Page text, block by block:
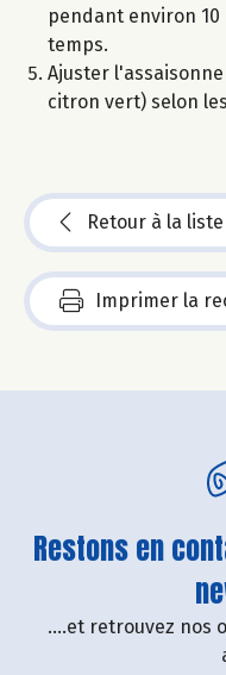
pendant environ
temps.
Ajuster
citron vert) selon
Retour à la liste
Imprimer la
Restons en
....et retrouvez nos